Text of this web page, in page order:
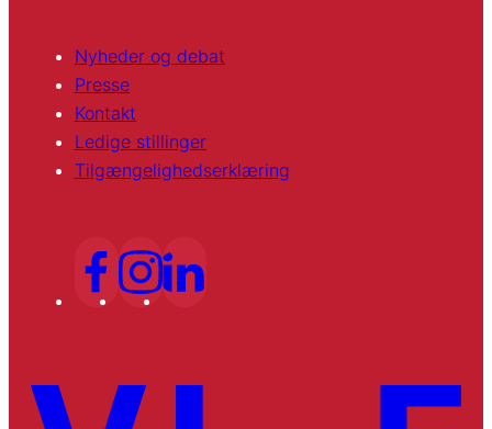
Nyheder og debat
Presse
Kontakt
Ledige stillinger
Tilgængelighedserklæring